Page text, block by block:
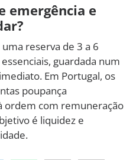
emergência e
reserva de 3 a 6
guardada num
Em Portugal, os
poupança
ordem com remuneração
é liquidez e